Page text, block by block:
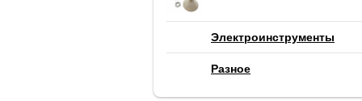
Электроинструменты
Разное